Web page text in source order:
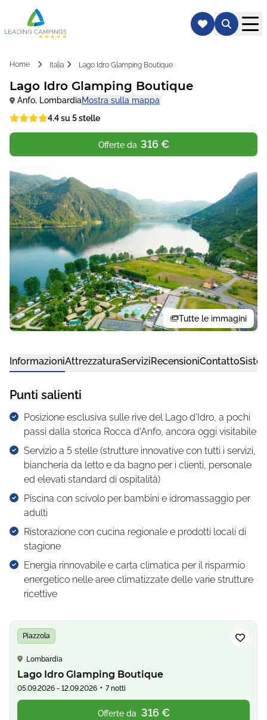
Home Italia Lago Idro Glamping Boutique
Lago Idro Glamping Boutique
Anfo, LombardiaMostra sulla mappa
4.4 su 5 stelle
Offerte da 316 €
Tutte le immagini
InformazioniAttrezzaturaServiziRecensioniContatto
Punti salienti
Posizione esclusiva sulle rive del Lago d'Idro, a pochi
passi dalla storica Rocca d'Anfo, ancora oggi visitabile
Servizio a 5 stelle (strutture innovative con tutti i servizi,
biancheria da letto e da bagno per i clienti, personale
ed elevati standard di ospitalità)
Piscina con scivolo per bambini e idromassaggio per
adulti
Ristorazione con cucina regionale e prodotti locali di
stagione
Energia rinnovabile e carta climatica per il risparmio
energetico nelle aree climatizzate delle varie strutture
ricettive
Piazzola
Lombardia
Lago Idro Glamping Boutique
05.09.2026 - 12.09.2026 • 7 notti
Offerte da 316 €